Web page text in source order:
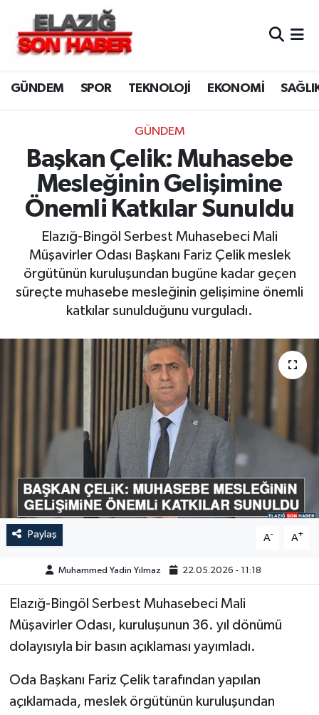
GÜNDEM SPOR TEKNOLOJİ EKONOMİ
GÜNDEM
Başkan Çelik: Muhasebe
Mesleğinin Gelişimine
Önemli Katkılar Sunuldu
Elazığ-Bingöl Serbest Muhasebeci Mali
Müşavirler Odası Başkanı Fariz Çelik meslek
örgütünün kuruluşundan bugüne kadar geçen
süreçte muhasebe mesleğinin gelişimine önemli
katkılar sunulduğunu vurguladı.
Paylaş A- A+
Muhammed Yadin Yılmaz 22.05.2026 - 11:18
Elazığ-Bingöl Serbest Muhasebeci Mali
Müşavirler Odası, kuruluşunun 36. yıl dönümü
dolayısıyla bir basın açıklaması yayımladı.
Oda Başkanı Fariz Çelik tarafından yapılan
açıklamada, meslek örgütünün kuruluşundan
CANLI YAYIN
ASAYİŞ
BİLİM VE TEKNOLOJİ
DÜNYA
EĞİTİM
EKONOMİ
ELAZIĞ
GENEL
HABERDE İNSAN
KÜLTÜR-SANAT
MAGAZİN
MEDYA
ÖZEL HABER
POLİTİKA
SAĞLIK
SPOR
TEKNOLOJİ
Merkez Hava Durumu
Merkez Trafik Yoğunluk Haritası
Süper Lig Puan Durumu ve Fikstür
Tüm Manşetler
Son Dakika Haberleri
Haber Arşivi